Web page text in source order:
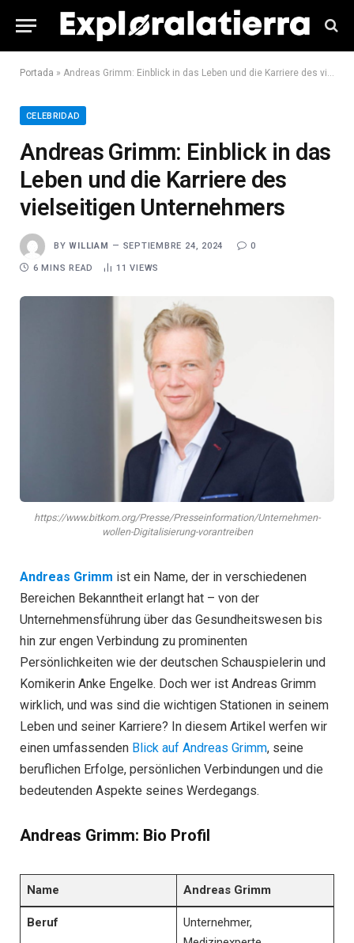
Portada » Andreas Grimm: Einblick in das Leben und die Karriere des vielseitigen Unternehmers
CELEBRIDAD
Andreas Grimm: Einblick in das
Leben und die Karriere des
vielseitigen Unternehmers
BY WILLIAM SEPTIEMBRE 24, 2024 0
6 MINS READ 11VIEWS
https://www.bitkom.org/Presse/Presseinformation/Unternehmen-
wollen-Digitalisierung-vorantreiben
Andreas Grimm ist ein Name, der in verschiedenen
Bereichen Bekanntheit erlangt hat – von der
Unternehmensführung über das Gesundheitswesen bis
hin zur engen Verbindung zu prominenten
Persönlichkeiten wie der deutschen Schauspielerin und
Komikerin Anke Engelke. Doch wer ist Andreas Grimm
wirklich, und was sind die wichtigen Stationen in seinem
Leben und seiner Karriere? In diesem Artikel werfen wir
einen umfassenden Blick auf Andreas Grimm, seine
beruflichen Erfolge, persönlichen Verbindungen und die
bedeutenden Aspekte seines Werdegangs.
Andreas Grimm: Bio Profil
Name Andreas Grimm
Beruf
Unternehmer,